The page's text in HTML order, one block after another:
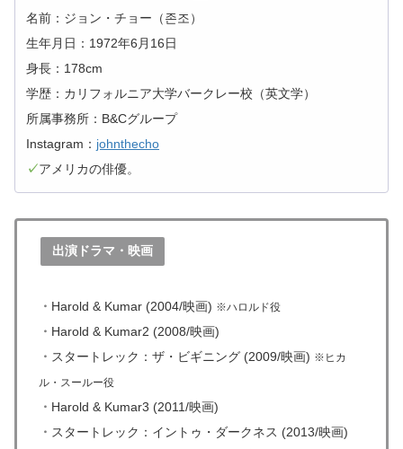
名前：ジョン・チョー（존조）
生年月日：1972年6月16日
身長：178cm
学歴：カリフォルニア大学バークレー校（英文学）
所属事務所：B&Cグループ
Instagram： johnthecho
✓アメリカの俳優。
出演ドラマ・映画
・ Harold & Kumar (2004/映画) ※ハロルド役
・ Harold & Kumar2 (2008/映画)
・ スタートレック：ザ・ビギニング (2009/映画) ※ヒカ
ル・スールー役
・ Harold & Kumar3 (2011/映画)
・ スタートレック：イントゥ・ダークネス (2013/映画)